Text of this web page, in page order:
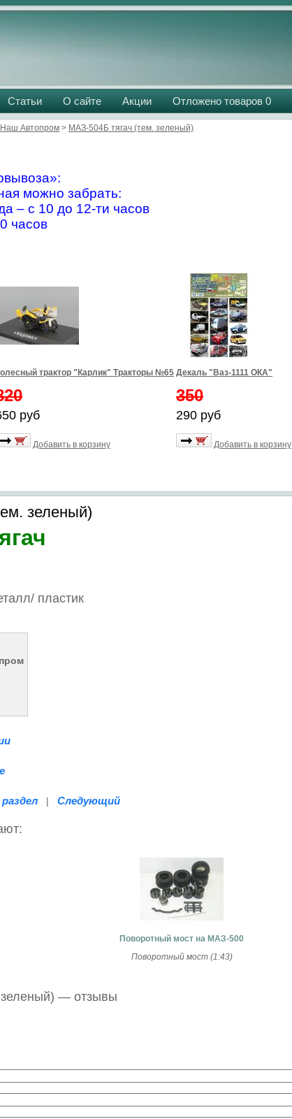
Статьи О сайте Акции Отложено товаров 0
Наш Aвтопром > МАЗ-504Б тягач (тем. зеленый)
можно забрать:
– с 10 до 12-ти часов
часов
трактор "Карлик" Тракторы №65
руб
Добавить в корзину
Декаль "Ваз-1111 ОКА"
350
290 руб
Добавить в корзину
зеленый)
пластик
| Следующий
Поворотный мост на МАЗ-500
Поворотный мост (1:43)
— отзывы